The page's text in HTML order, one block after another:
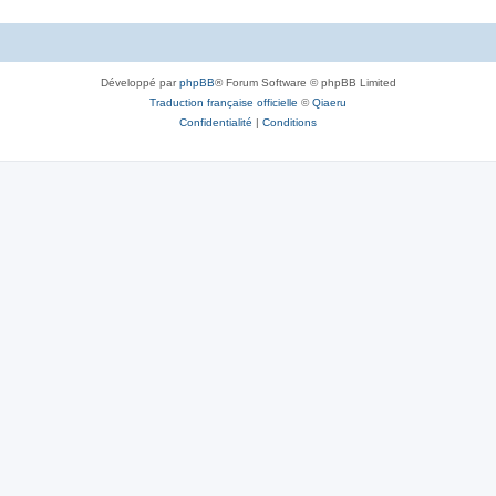
Développé parphpBB® Forum Software © phpBB Limited
Traduction française officielle ©Qiaeru
Confidentialité | Conditions